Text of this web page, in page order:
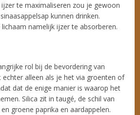
te maximaliseren zou je gewoon
kunnen drinken.
namelijk ijzer te absorberen.
rol bij de bevordering van
echter alleen als je het via groenten of
dat de enige manier is waarop het
Silica zit in taugé, de schil van
groene paprika en aardappelen.